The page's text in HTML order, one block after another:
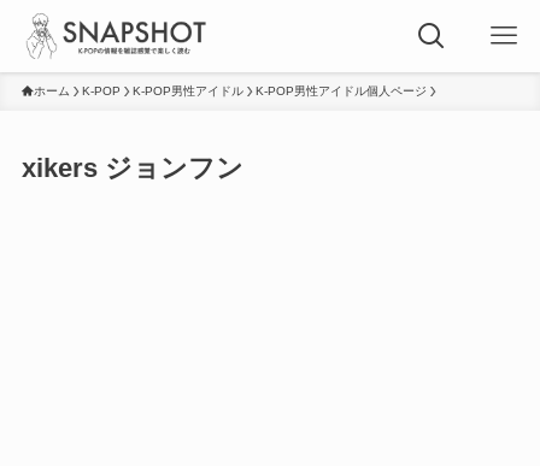
ホーム K-POP K-POP男性アイドル K-POP男性アイドル個人ページ
xikers ジョンフン